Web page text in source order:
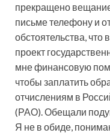
прекращено
письме телефону и
обстоятельства,
проект
мне финансовую
чтобы заплатить
отчислениям в
(РАО). Обещали
Я не в обиде,